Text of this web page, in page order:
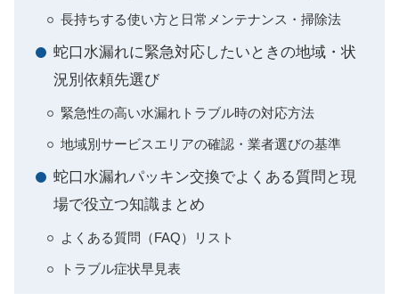
長持ちする使い方と日常メンテナンス・掃除法
蛇口水漏れに緊急対応したいときの地域・状
況別依頼先選び
緊急性の高い水漏れトラブル時の対応方法
地域別サービスエリアの確認・業者選びの基準
蛇口水漏れパッキン交換でよくある質問と現
場で役立つ知識まとめ
よくある質問（FAQ）リスト
トラブル症状早見表